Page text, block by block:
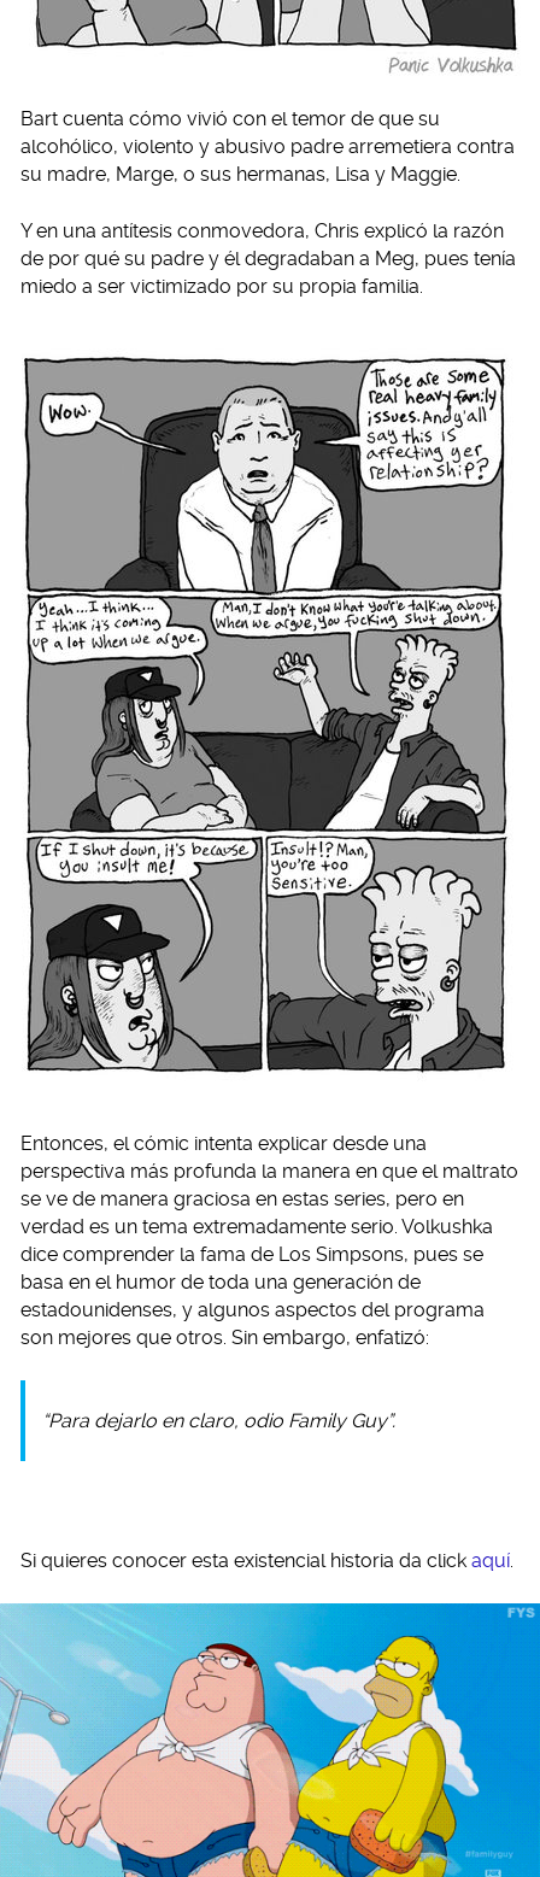
Bart cuenta cómo vivió con el temor de que su
alcohólico, violento y abusivo padre arremetiera contra
su madre, Marge, o sus hermanas, Lisa y Maggie.
Y en una antítesis conmovedora, Chris explicó la razón
de por qué su padre y él degradaban a Meg, pues tenía
miedo a ser victimizado por su propia familia.
Entonces, el cómic intenta explicar desde una
perspectiva más profunda la manera en que el maltrato
se ve de manera graciosa en estas series, pero en
verdad es un tema extremadamente serio. Volkushka
dice comprender la fama de Los Simpsons, pues se
basa en el humor de toda una generación de
estadounidenses, y algunos aspectos del programa
son mejores que otros. Sin embargo, enfatizó:
“Para dejarlo en claro, odio Family Guy”.
Si quieres conocer esta existencial historia da click aquí